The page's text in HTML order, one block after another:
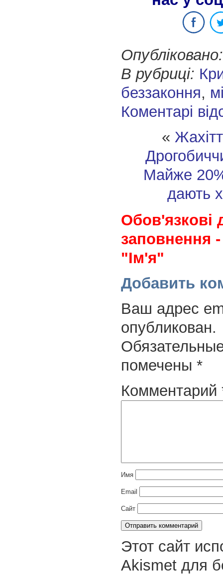
Опубліковано:
В рубриці:
беззаконня,
Коментарі
«
Майже
дають
Обов'язкові
заповнення
"Ім'я"
Добавить
Ваш адрес
опубликован.
помечены *
Комментарий
Имя
Email
Сайт
Этот сайт
Akismet для